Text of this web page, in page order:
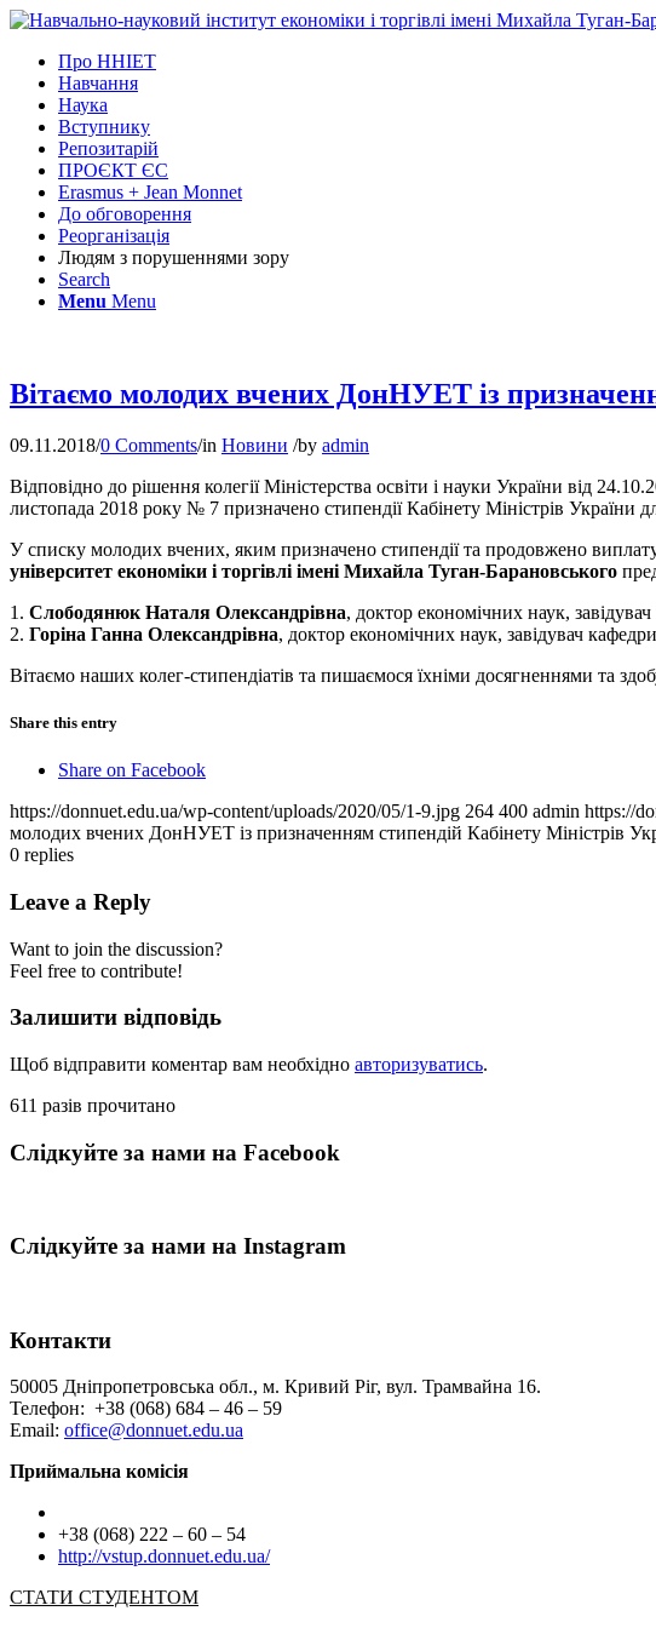
Про ННІЕТ
Навчання
Наука
Вступнику
Репозитарій
ПРОЄКТ ЄС
Erasmus + Jean Monnet
До обговорення
Реорганізація
Людям з порушеннями зору
Search
Menu Menu
Вітаємо молодих вчених ДонНУЕТ із
09.11.2018/0 Comments/in Новини /by admin
Відповідно до рішення колегії Міністерства освіти і науки України від
листопада 2018 року № 7 призначено стипендії Кабінету Міністрів
У списку молодих вчених, яким призначено стипендії та продовжено
університет економіки і торгівлі імені Михайла Туган-Барановського
1. Слободянюк Наталя Олександрівна, доктор економічних наук,
2. Горіна Ганна Олександрівна, доктор економічних наук, завідувач
Вітаємо наших колег-стипендіатів та пишаємося їхніми досягненнями та
Share this entry
Share on Facebook
https://donnuet.edu.ua/wp-content/uploads/2020/05/1-9.jpg 264 400 admin https://
молодих вчених ДонНУЕТ із призначенням стипендій Кабінету Міністрів
0 replies
Leave a Reply
Want to join the discussion?
Feel free to contribute!
Залишити відповідь
Щоб відправити коментар вам необхідно авторизуватись.
611 разів прочитано
Слідкуйте за нами на Facebook
Слідкуйте за нами на Instagram
Контакти
50005 Дніпропетровська обл., м. Кривий Ріг, вул. Трамвайна 16.
Телефон: +38 (068) 684 – 46 – 59
Email: office@donnuet.edu.ua
Приймальна комісія
+38 (068) 222 – 60 – 54
http://vstup.donnuet.edu.ua/
СТАТИ СТУДЕНТОМ